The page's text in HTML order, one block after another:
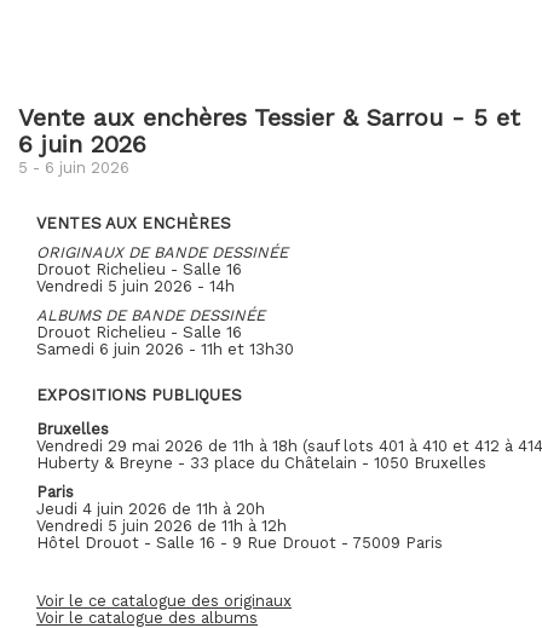
Vente aux enchères Tessier & Sarrou - 5 et
6 juin 2026
5 - 6 juin 2026
VENTES AUX ENCHÈRES
ORIGINAUX DE BANDE DESSINÉE
Drouot Richelieu - Salle 16
Vendredi 5 juin 2026 - 14h
ALBUMS DE BANDE DESSINÉE
Drouot Richelieu - Salle 16
Samedi 6 juin 2026 - 11h et 13h30
EXPOSITIONS PUBLIQUES
Bruxelles
Vendredi 29 mai 2026 de 11h à 18h (sauf lots 401 à 410 et 412 à
Huberty & Breyne - 33 place du Châtelain - 1050 Bruxelles
Paris
Jeudi 4 juin 2026 de 11h à 20h
Vendredi 5 juin 2026 de 11h à 12h
Hôtel Drouot - Salle 16 - 9 Rue Drouot - 75009 Paris
Voir le ce catalogue des originaux
Voir le catalogue des albums